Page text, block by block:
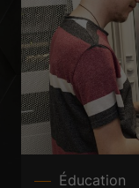
Éducation